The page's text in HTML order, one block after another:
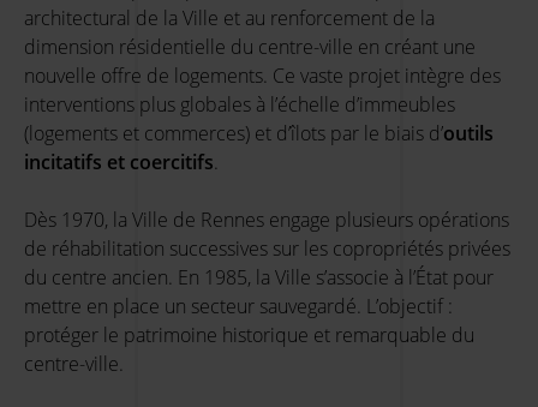
architectural de la Ville et au renforcement de la
dimension résidentielle du centre-ville en créant une
nouvelle offre de logements. Ce vaste projet intègre des
interventions plus globales à l’échelle d’immeubles
(logements et commerces) et d’îlots par le biais d’outils
incitatifs et coercitifs.
Dès 1970, la Ville de Rennes engage plusieurs opérations
de réhabilitation successives sur les copropriétés privées
du centre ancien. En 1985, la Ville s’associe à l’État pour
mettre en place un secteur sauvegardé. L’objectif :
protéger le patrimoine historique et remarquable du
centre-ville.